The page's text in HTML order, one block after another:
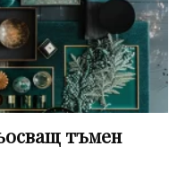
тъмен